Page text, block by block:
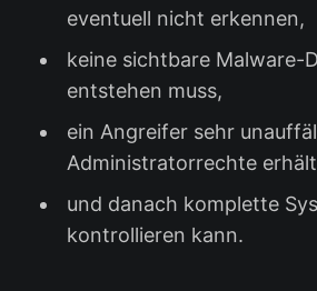
eventuell nicht erkennen,
keine sichtbare Malware-
entstehen muss,
ein Angreifer sehr
Administratorrechte
und danach komplette
kontrollieren kann.